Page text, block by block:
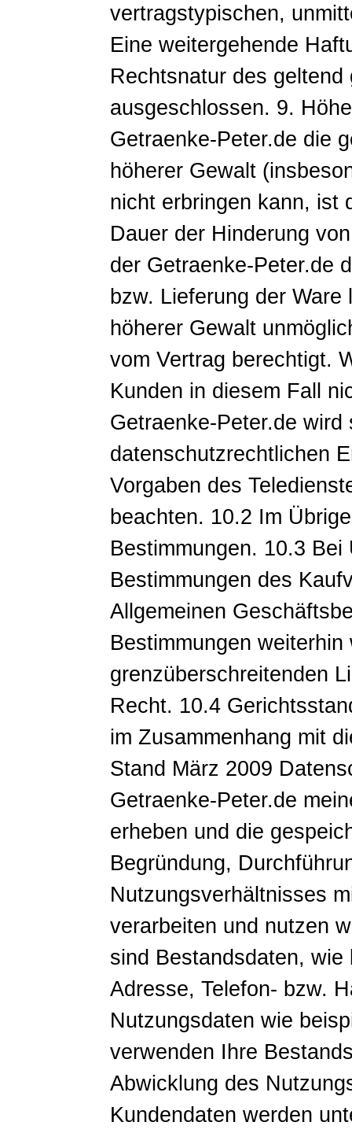
vertragstypischen,
Eine weitergehende
Rechtsnatur des
ausgeschlossen. 9.
Getraenke-Peter.de die
höherer Gewalt
nicht erbringen kann, ist
Dauer der Hinderung
der Getraenke-Peter.de
bzw. Lieferung der
höherer Gewalt
vom Vertrag berechtigt.
Kunden in diesem Fall
Getraenke-Peter.de wird
datenschutzrechtlichen
Vorgaben des
beachten. 10.2 Im
Bestimmungen. 10.3
Bestimmungen des
Allgemeinen
Bestimmungen weiterhin
grenzüberschreitenden
Recht. 10.4
im Zusammenhang mit
Stand März 2009
Getraenke-Peter.de
erheben und die
Begründung,
Nutzungsverhältnisses
verarbeiten und nutzen
sind Bestandsdaten,
Adresse, Telefon- bzw.
Nutzungsdaten wie
verwenden Ihre
Abwicklung des
Kundendaten werden